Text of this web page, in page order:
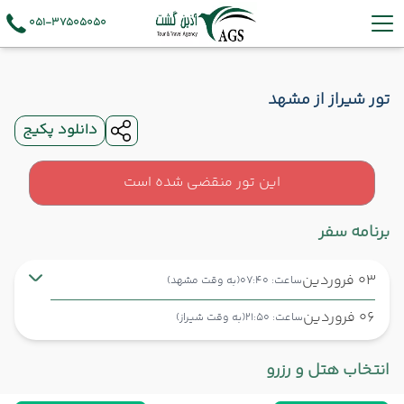
051-37505050
تور شیراز از مشهد
دانلود پکیج
این تور منقضی شده است
برنامه سفر
03 فروردین ساعت: 07:40 (به وقت مشهد)
06 فروردین ساعت: 21:50 (به وقت شیراز)
شروع سفر مشهد ,
انتخاب هتل و رزرو